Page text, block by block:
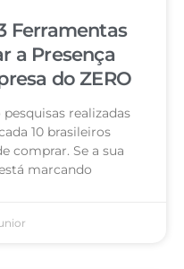
Ferramentas
a Presença
do ZERO
realizadas
10 brasileiros
comprar. Se a sua
marcando